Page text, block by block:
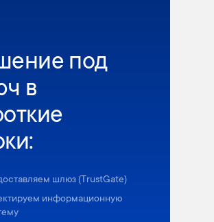
под
в
шлюз (TrustGate)
информационную